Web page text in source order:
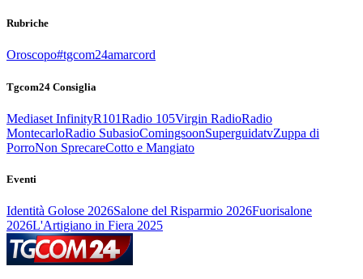
Rubriche
Oroscopo#tgcom24amarcord
Tgcom24 Consiglia
Mediaset InfinityR101Radio 105Virgin RadioRadio
MontecarloRadio SubasioComingsoonSuperguidatvZuppa di
PorroNon SprecareCotto e Mangiato
Eventi
Identità Golose 2026Salone del Risparmio 2026Fuorisalone
2026L'Artigiano in Fiera 2025